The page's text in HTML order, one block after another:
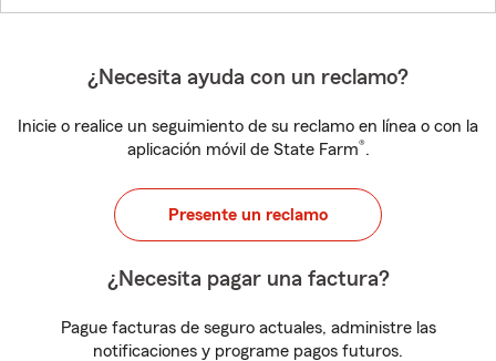
¿Necesita ayuda con un reclamo?
Inicie o realice un seguimiento de su reclamo en línea o con la
aplicación móvil de State Farm®.
Presente un reclamo
¿Necesita pagar una factura?
Pague facturas de seguro actuales, administre las
notificaciones y programe pagos futuros.